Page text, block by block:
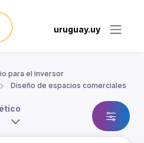
uruguay.uy
para el inversor
Diseño de espacios comerciales